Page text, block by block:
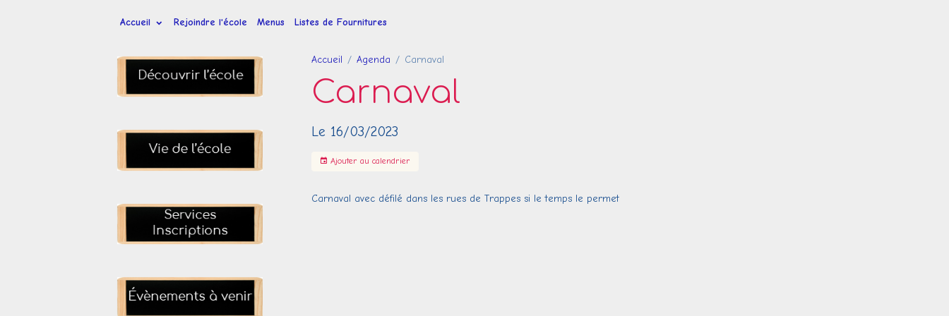
Accueil Rejoindre l'école Menus Listes de Fournitures
Accueil Agenda Carnaval
Carnaval
Le 16/03/2023
Ajouter au calendrier
Carnaval avec défilé dans les rues de Trappes si le temps le permet